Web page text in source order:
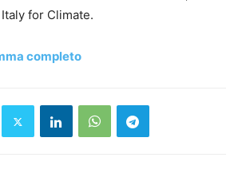
for Climate.
completo